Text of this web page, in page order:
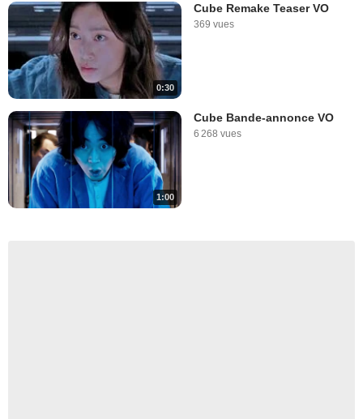
0:30
Cube Remake Teaser VO
369 vues
1:00
Cube Bande-annonce VO
6 268 vues